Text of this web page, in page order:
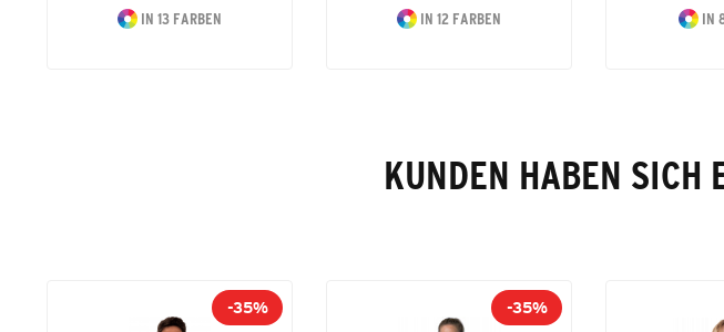
IN 13 FARBEN IN 12 FARBEN IN
KUNDEN HABEN SICH
-35% -35%